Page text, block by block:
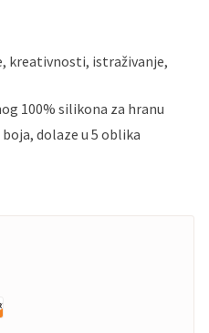
kreativnosti, istraživanje,
100% silikona za hranu
dolaze u 5 oblika